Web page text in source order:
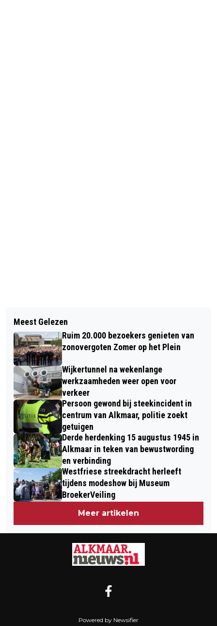
NATUURBEHEERDERS OP DE BRES
VOOR HET KONIJN
ONGEVAL OP NOLLENWEG IN
ALKMAAR, 'AUTO RIJDT ACHTEROP
FILE'
Meest Gelezen
Ruim 20.000 bezoekers genieten van
zonovergoten Zomer op het Plein
Wijkertunnel na wekenlange
werkzaamheden weer open voor
verkeer
Persoon gewond bij steekincident in
centrum van Alkmaar, politie zoekt
getuigen
Derde herdenking 15 augustus 1945 in
Alkmaar in teken van bewustwording
en verbinding
Westfriese streekdracht herleeft
tijdens modeshow bij Museum
BroekerVeiling
Meer artikelen
Powered by Newsifier